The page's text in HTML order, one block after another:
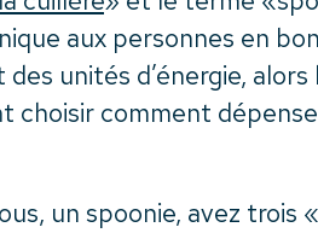
aux personnes en
unités d’énergie,
choisir comment
un spoonie, avez trois